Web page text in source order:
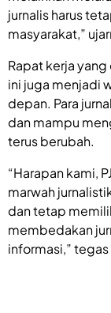
jurnalis harus
masyarakat,”
Rapat kerja
ini juga menjadi
depan. Para
dan mampu
terus berubah.
“Harapan kami,
marwah
dan tetap
membedakan
informasi,”